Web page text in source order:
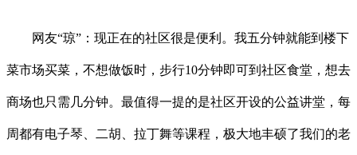
网友“琼”：现正在的社区很是便利。我五分钟就能到楼下
菜市场买菜，不想做饭时，步行10分钟即可到社区食堂，想去
商场也只需几分钟。最值得一提的是社区开设的公益讲堂，每
周都有电子琴、二胡、拉丁舞等课程，极大地丰硕了我们的老